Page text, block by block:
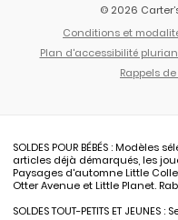
© 2026
Conditions et
Plan d'accessibilité
Rappels
SOLDES POUR BÉBÉS :
articles déjà démarqués, les
Paysages d'automne Little
Otter Avenue et Little Planet.
SOLDES TOUT-PETITS ET